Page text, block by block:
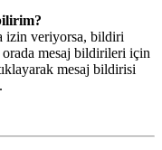
izin veriyorsa, bildiri
mesaj bildirileri için
mesaj bildirisi